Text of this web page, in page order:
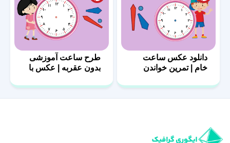
دانلود عکس ساعت
خام | تمرین خواندن
طرح ساعت آموزشی
بدون عقربه | عکس با